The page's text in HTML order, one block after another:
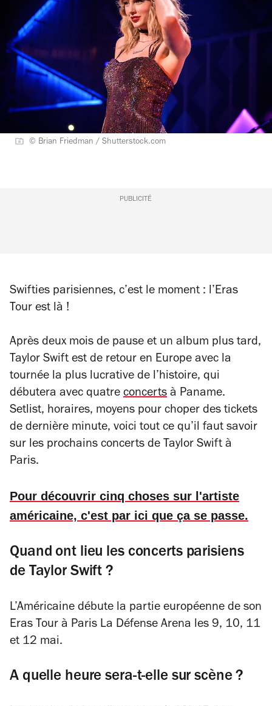
© Brian Friedman / Shutterstock.com
PUBLICITÉ
Swifties parisiennes, c’est le moment : l’Eras
Tour est là !
Après deux mois de pause et un album plus tard,
Taylor Swift est de retour en Europe avec la
tournée la plus lucrative de l’histoire, qui
débutera avec quatre concerts à Paname.
Setlist, horaires, moyens pour choper des tickets
de dernière minute, voici tout ce qu’il faut savoir
sur les prochains concerts de Taylor Swift à
Paris.
Pour découvrir cinq choses sur l'artiste
américaine, c'est par ici que ça se passe.
Quand ont lieu les concerts parisiens
de Taylor Swift ?
L’Américaine débute la partie européenne de son
Eras Tour à Paris La Défense Arena les 9, 10, 11
et 12 mai.
A quelle heure sera-t-elle sur scène ?